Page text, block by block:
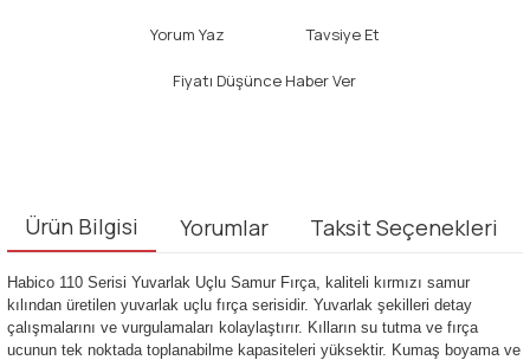
Yorum Yaz Tavsiye Et
Fiyatı Düşünce Haber Ver
Ürün Bilgisi Yorumlar Taksit Seçenekleri
Habico 110 Serisi Yuvarlak Uçlu Samur Fırça, kaliteli kırmızı samur
kılından üretilen yuvarlak uçlu fırça serisidir. Yuvarlak şekilleri detay
çalışmalarını ve vurgulamaları kolaylaştırır. Kılların su tutma ve fırça
ucunun tek noktada toplanabilme kapasiteleri yüksektir. Kumaş boyama ve